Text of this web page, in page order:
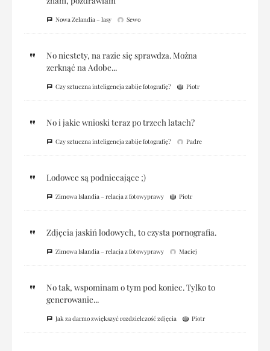
Nowa Zelandia – lasy Sewo
No niestety, na razie się sprawdza. Można
zerknąć na Adobe...
Czy sztuczna inteligencja zabije fotografię? Piotr
No i jakie wnioski teraz po trzech latach?
Czy sztuczna inteligencja zabije fotografię? Padre
Lodowce są podniecające ;)
Zimowa Islandia – relacja z fotowyprawy Piotr
Zdjęcia jaskiń lodowych, to czysta pornografia.
Zimowa Islandia – relacja z fotowyprawy Maciej
No tak, wspominam o tym pod koniec. Tylko to
generowanie...
Jak za darmo zwiększyć rozdzielczość zdjęcia Piotr